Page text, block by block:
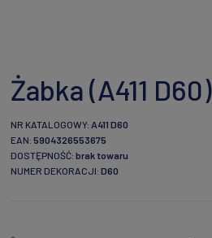
Żabka (A411 D60)
NR KATALOGOWY: A411 D60
EAN: 5904326553675
DOSTĘPNOŚĆ: brak towaru
NUMER DEKORACJI: D60